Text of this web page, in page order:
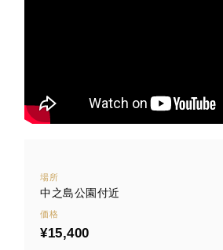
場所
中之島公園付近
価格
¥15,400